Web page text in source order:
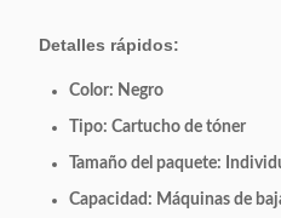
Detalles rápidos:
Color: Negro
Tipo: Cartucho de tóner
Tamaño del paquete:
Capacidad: Máquinas de